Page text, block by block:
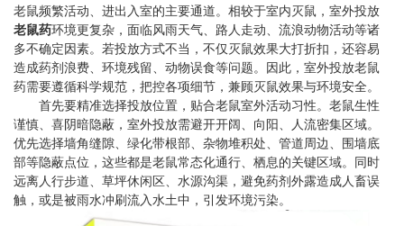
老鼠频繁活动、进出入室的主要通道。相较于室内灭鼠，室外投放
老鼠药环境更复杂，面临风雨天气、路人走动、流浪动物活动等诸
多不确定因素。若投放方式不当，不仅灭鼠效果大打折扣，还容易
造成药剂浪费、环境残留、动物误食等问题。因此，室外投放老鼠
药需要遵循科学规范，把控各项细节，兼顾灭鼠效果与环境安全。
首先要精准选择投放位置，贴合老鼠室外活动习性。老鼠生性
谨慎、喜阴暗隐蔽，室外投放需避开开阔、向阳、人流密集区域。
优先选择墙角缝隙、绿化带根部、杂物堆积处、管道周边、围墙底
部等隐蔽点位，这些都是老鼠常态化通行、栖息的关键区域。同时
远离人行步道、草坪休闲区、水源沟渠，避免药剂外露造成人畜误
触，或是被雨水冲刷流入水土中，引发环境污染。